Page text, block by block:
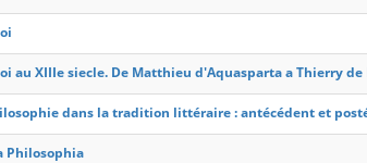
au XIIIe siecle. De Matthieu d'Aquasparta a Thierry
dans la tradition littéraire : antécédent et
Philosophia